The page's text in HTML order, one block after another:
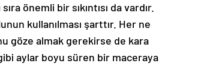
önemli bir sıkıntısı da vardır.
kullanılması şarttır. Her ne
göze almak gerekirse de kara
aylar boyu süren bir maceraya